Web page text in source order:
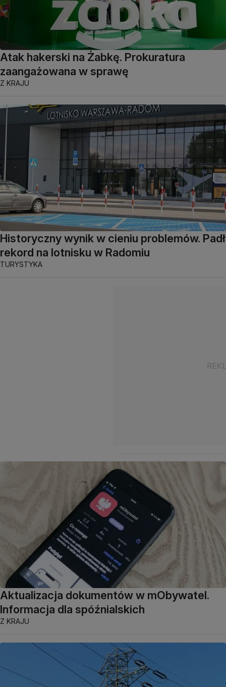
Atak hakerski na Żabkę. Prokuratura
zaangażowana w sprawę
Z KRAJU
Historyczny wynik w cieniu problemów. Padł
rekord na lotnisku w Radomiu
TURYSTYKA
Aktualizacja dokumentów w mObywatel.
Informacja dla spóźnialskich
Z KRAJU